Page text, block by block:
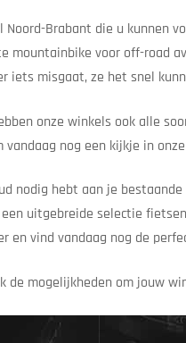
Brabant die u kunnen
voor off-road
misgaat, ze het snel
onze winkels ook alle
nog een kijkje in
nodig hebt aan je
uitgebreide selectie
en vind vandaag nog de
mogelijkheden om jouw